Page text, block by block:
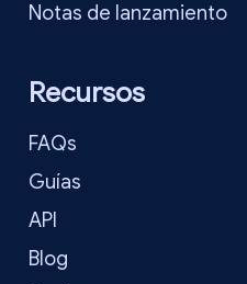
Notas de lanzamiento
Recursos
FAQs
Guías
API
Blog